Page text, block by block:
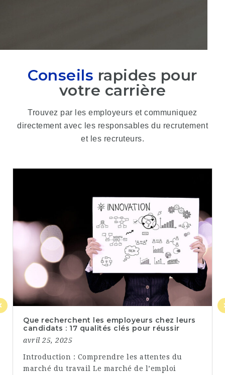
Conseils rapides pour
votre carrière
Trouvez par les employeurs et communiquez
directement avec les responsables du recrutement
et les recruteurs.
Que recherchent les employeurs chez leurs
candidats : 17 qualités clés pour réussir
avril 25, 2025
Introduction : Comprendre les attentes du
marché du travail Le marché de l’emploi